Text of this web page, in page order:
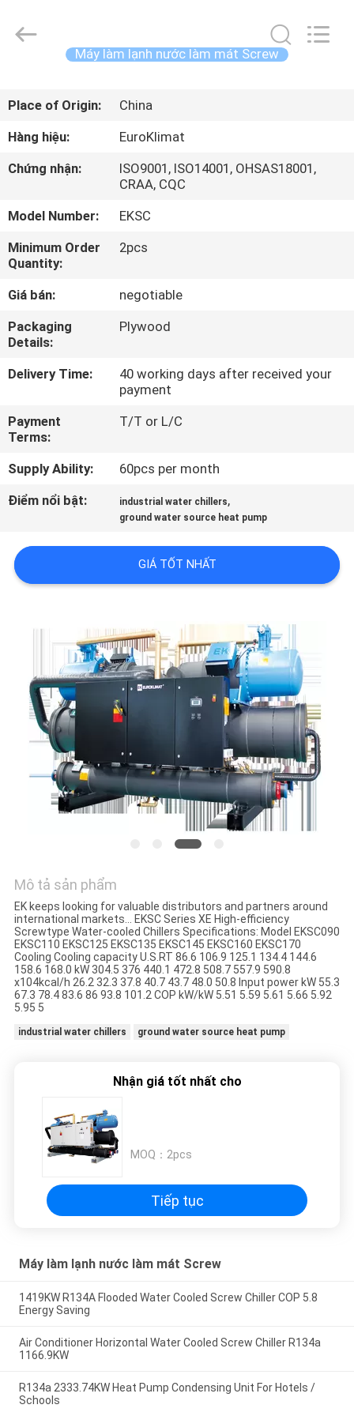
CÁC
SẢN
VỀ
CHÚNG
TÔI
THAM
QUAN
MÁY
KIỂM
SOÁT
LƯỢNG
CHÚNG
TÔI
YÊU
NEWS
SƠ
ĐỒ
TRANG
WEB
lạnh
không
khí
2015
2025
Guangdong
Ltd.
All
Rights
Máy làm lạnh nước làm mát Screw
Place of Origin:
China
Hàng hiệu:
EuroKlimat
Chứng nhận:
ISO9001, ISO14001, OHSAS18001,
CRAA, CQC
Model Number:
EKSC
Minimum Order
Quantity:
2pcs
Giá bán:
negotiable
Packaging
Details:
Plywood
Delivery Time:
40 working days after received your
payment
Payment
Terms:
T/T or L/C
Supply Ability:
60pcs per month
Điểm nổi bật:
industrial water chillers,
ground water source heat pump
GIÁ TỐT NHẤT
Mô tả sản phẩm
EK keeps looking for valuable distributors and partners around
international markets… EKSC Series XE High-efficiency
Screwtype Water-cooled Chillers Specifications: Model EKSC090
EKSC110 EKSC125 EKSC135 EKSC145 EKSC160 EKSC170
Cooling Cooling capacity U.S.RT 86.6 106.9 125.1 134.4 144.6
158.6 168.0 kW 304.5 376 440.1 472.8 508.7 557.9 590.8
x104kcal/h 26.2 32.3 37.8 40.7 43.7 48.0 50.8 Input power kW 55.3
67.3 78.4 83.6 86 93.8 101.2 COP kW/kW 5.51 5.59 5.61 5.66 5.92
5.95 5
industrial water chillers ground water source heat pump
Nhận giá tốt nhất cho
MOQ： 2pcs
Tiếp tục
Máy làm lạnh nước làm mát Screw
1419KW R134A Flooded Water Cooled Screw Chiller COP 5.8
Energy Saving
Air Conditioner Horizontal Water Cooled Screw Chiller R134a
1166.9KW
R134a 2333.74KW Heat Pump Condensing Unit For Hotels /
Schools